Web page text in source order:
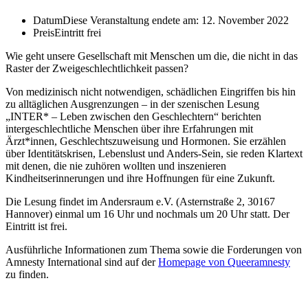
DatumDiese Veranstaltung endete am: 12. November 2022
PreisEintritt frei
Wie geht unsere Gesellschaft mit Menschen um die, die nicht in das
Raster der Zweigeschlechtlichkeit passen?
Von medizinisch nicht notwendigen, schädlichen Eingriffen bis hin
zu alltäglichen Ausgrenzungen – in der szenischen Lesung
„INTER* – Leben zwischen den Geschlechtern“ berichten
intergeschlechtliche Menschen über ihre Erfahrungen mit
Ärzt*innen, Geschlechtszuweisung und Hormonen. Sie erzählen
über Identitätskrisen, Lebenslust und Anders-Sein, sie reden Klartext
mit denen, die nie zuhören wollten und inszenieren
Kindheitserinnerungen und ihre Hoffnungen für eine Zukunft.
Die Lesung findet im Andersraum e.V. (Asternstraße 2, 30167
Hannover) einmal um 16 Uhr und nochmals um 20 Uhr statt. Der
Eintritt ist frei.
Ausführliche Informationen zum Thema sowie die Forderungen von
Amnesty International sind auf derHomepage von Queeramnesty
zu finden.